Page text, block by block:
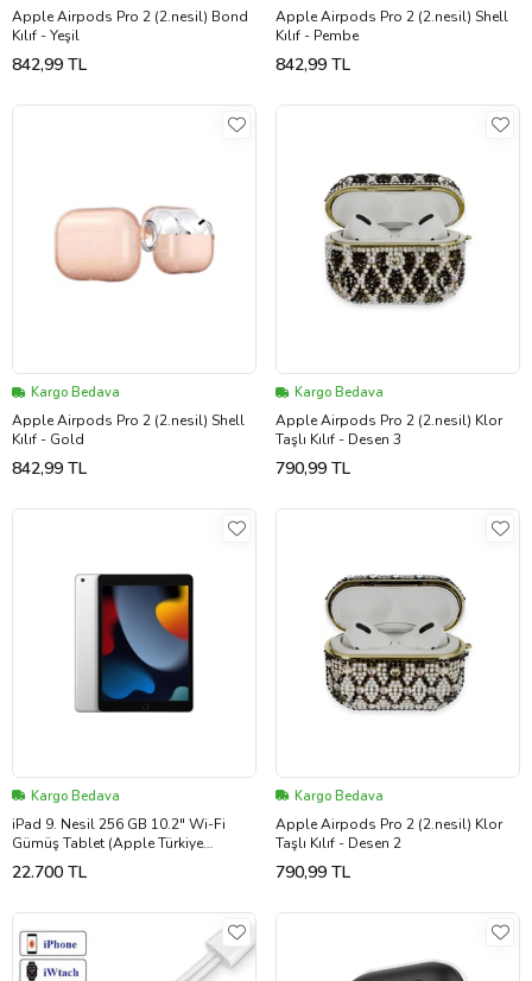
Apple Airpods Pro 2 (2.nesil) Bond
Kılıf - Yeşil
842,99 TL
Apple Airpods Pro 2 (2.nesil) Shell
Kılıf - Pembe
842,99 TL
Kargo Bedava
Apple Airpods Pro 2 (2.nesil) Shell
Kılıf - Gold
842,99 TL
Kargo Bedava
Apple Airpods Pro 2 (2.nesil) Klor
Taşlı Kılıf - Desen 3
790,99 TL
Kargo Bedava
iPad 9. Nesil 256 GB 10.2" Wi-Fi
Gümüş Tablet (Apple Türkiye
Garantili)
22.700 TL
Kargo Bedava
Apple Airpods Pro 2 (2.nesil) Klor
Taşlı Kılıf - Desen 2
790,99 TL